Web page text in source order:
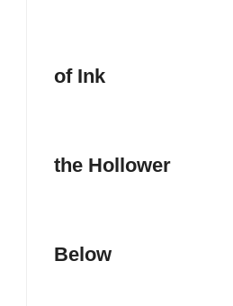
of Ink
the Hollower
Below